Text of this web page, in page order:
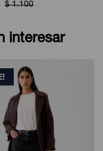
$ 1.100
interesar